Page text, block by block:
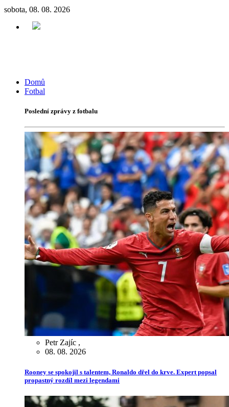
sobota, 08. 08. 2026
Domů
Fotbal
Poslední zprávy z fotbalu
Petr Zajíc ,
08. 08. 2026
Rooney se spokojil s talentem, Ronaldo dřel do krve. Expert popsal
propastný rozdíl mezi legendami